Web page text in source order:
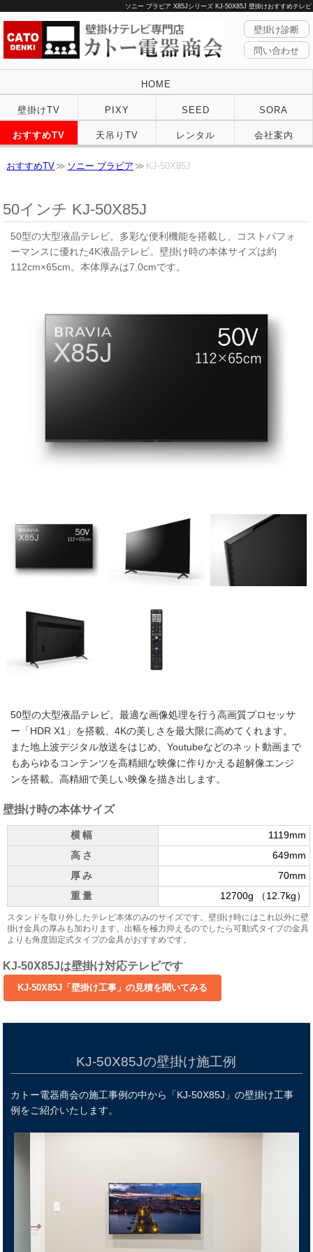
ソニー ブラビア X85Jシリーズ KJ-50X85J 壁掛けおすすめテレビ
壁掛け診断
問い合わせ
HOME
壁掛けTV PIXY SEED SORA
おすすめTV 天吊りTV レンタル 会社案内
おすすめTV ソニー ブラビア KJ-50X85J
50インチ KJ-50X85J
50型の大型液晶テレビ。多彩な便利機能を搭載し、コストパフォ
ーマンスに優れた4K液晶テレビ。壁掛け時の本体サイズは約
112cm×65cm。本体厚みは7.0cmです。
50型の大型液晶テレビ。最適な画像処理を行う高画質プロセッサ
ー「HDR X1」を搭載、4Kの美しさを最大限に高めてくれます。
また地上波デジタル放送をはじめ、Youtubeなどのネット動画まで
もあらゆるコンテンツを高精細な映像に作りかえる超解像エンジ
ンを搭載。高精細で美しい映像を描き出します。
壁掛け時の本体サイズ
スタンドを取り外したテレビ本体のみのサイズです。壁掛け時にはこれ以外に壁
掛け金具の厚みも加わります。出幅を極力抑えるのでしたら可動式タイプの金具
よりも角度固定式タイプの金具がおすすめです。
横幅
1119mm
高さ
649mm
厚み
70mm
重量
12700g （12.7kg）
KJ-50X85Jは壁掛け対応テレビです
KJ-50X85Jの壁掛け施工例
カトー電器商会の施工事例の中から「KJ-50X85J」の壁掛け工事
例をご紹介いたします。